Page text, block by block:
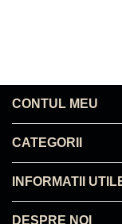
CONTUL MEU
CATEGORII
INFORMATII
DESPRE NOI